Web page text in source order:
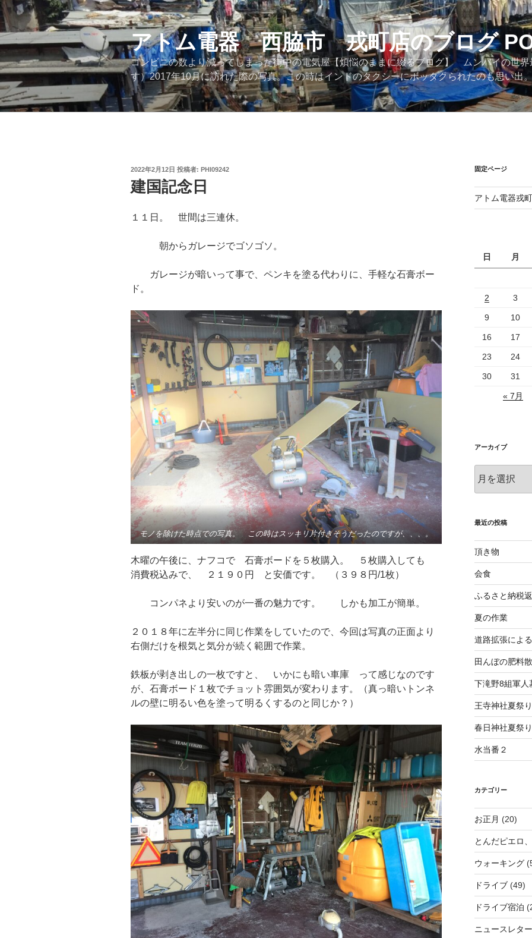
コ
ン
テ
ン
ツ
へ
ス
キ
アトム電器 西脇市 戎町店のブログ
コンビニの数より減ってしまった街中の電気屋【煩悩のままに綴るブログ】 ムンバイの世
す）2017年10月に訪れた際の写真。この時はインドのタクシーにボッタクられたのも思い出
投
日:
2022年2月12日 投稿者: PHI09242
建国記念日
１１日。 世間は三連休。
朝からガレージでゴソゴソ。
ガレージが暗いって事で、ペンキを塗る代わりに、手軽な石膏ボー
ド。
モノを除けた時点での写真。 この時はスッキリ片付きそうだったのですが、、、。
木曜の午後に、ナフコで 石膏ボードを５枚購入。 ５枚購入しても
消費税込みで、 ２１９０円 と安価です。 （３９８円/1枚）
コンパネより安いのが一番の魅力です。 しかも加工が簡単。
２０１８年に左半分に同じ作業をしていたので、今回は写真の正面より
右側だけを根気と気分が続く範囲で作業。
鉄板が剥き出しの一枚ですと、 いかにも暗い車庫 って感じなのです
が、石膏ボード１枚でチョット雰囲気が変わります。（真っ暗いトンネ
ルの壁に明るい色を塗って明るくするのと同じか？）
固定ページ
アトム電器戎
日
月
2 3
9 10
16 17
23 24
30 31
« 7月
アーカイブ
ー
ブ
最近の投稿
頂き物
会食
ふるさと納税返
夏の作業
道路拡張によ
田んぼの肥料
下滝野8組軍人
王寺神社夏祭
春日神社夏祭り
水当番２
カテゴリー
お正月 (20)
とんだピエロ
ウォーキング
ドライブ(49)
ドライブ宿泊
ニュースレター